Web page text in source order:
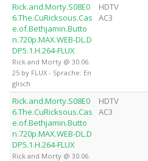
Rick.and.Morty.S08E0
6.The.CuRicksous.Cas
e.of.Bethjamin.Butto
n.720p.MAX.WEB-DL.D
DP5.1.H.264-FLUX
Rick and Morty @ 30.06.
25 by FLUX - Sprache: En
glisch
HDTV
AC3
Rick.and.Morty.S08E0
6.The.CuRicksous.Cas
e.of.Bethjamin.Butto
n.720p.MAX.WEB-DL.D
DP5.1.H.264-FLUX
Rick and Morty @ 30.06.
HDTV
AC3